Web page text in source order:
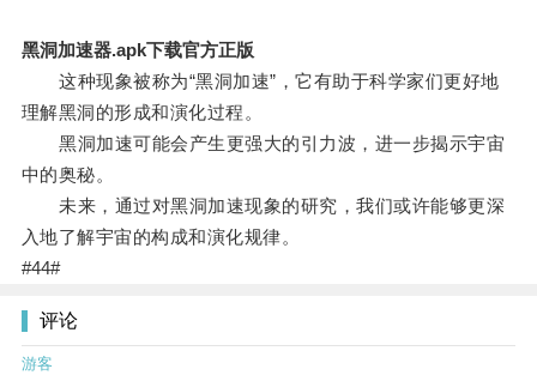
黑洞加速器.apk下载官方正版
这种现象被称为“黑洞加速”，它有助于科学家们更好地
理解黑洞的形成和演化过程。
黑洞加速可能会产生更强大的引力波，进一步揭示宇宙
中的奥秘。
未来，通过对黑洞加速现象的研究，我们或许能够更深
入地了解宇宙的构成和演化规律。
#44#
评论
游客